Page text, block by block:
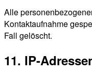
Alle
Kontaktaufnahme
Fall gelöscht.
11. IP-